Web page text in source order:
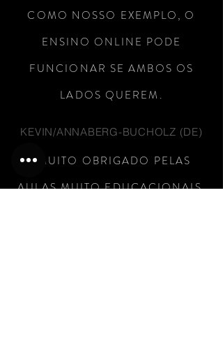
COMO NOSSO EXEMPLO, O
ENSINO ONLINE PODE
FUNCIONAR SE AMBOS OS
LADOS QUEREM.
KEVIN/ANNABERG-BUCHOLZ (DE)
“ MUITO OBRIGADO PELAS
AULAS MUITO EDUCACIONAIS.